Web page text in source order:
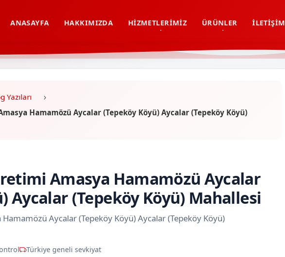
ANASAYFA HAKKIMIZDA HIZMETLERIMIZ ÜRÜNLER İLETIŞIM
Yazıları
Hamamözü Aycalar (Tepeköy Köyü) Aycalar (Tepeköy Köyü)
Amasya Hamamözü Aycalar
Aycalar (Tepeköy Köyü) Mahallesi
Hamamözü Aycalar (Tepeköy Köyü) Aycalar (Tepeköy Köyü)
Türkiye geneli sevkiyat